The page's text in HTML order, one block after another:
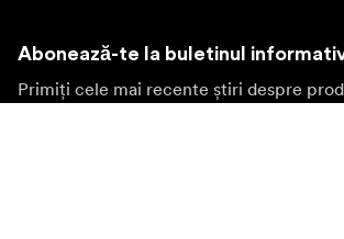
Abonează-te la buletinul
Primiți cele mai recente știri despre